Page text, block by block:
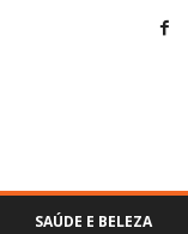
SAÚDE E BELEZA